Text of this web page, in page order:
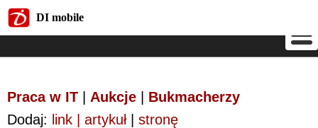
DI mobile
Praca w IT Aukcje
Bukmacherzy
Dodaj: link | artykuł| stronę
DI mobile